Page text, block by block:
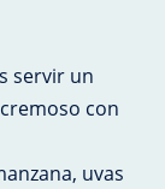
servir un
con
uvas